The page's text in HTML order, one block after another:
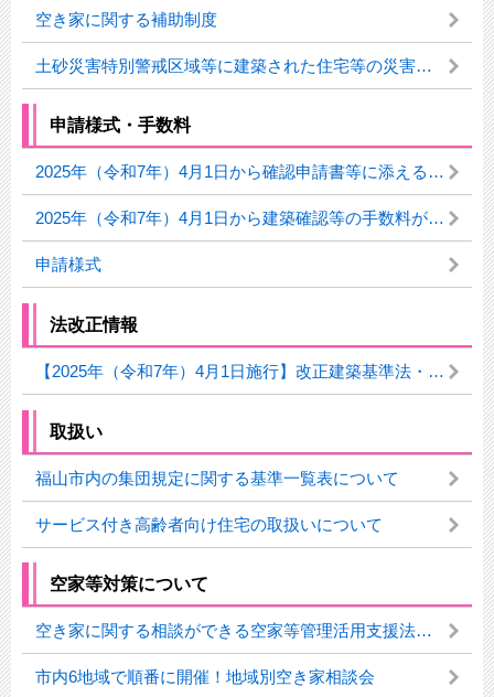
空き家に関する補助制度
土砂災害特別警戒区域等に建築された住宅等の災害対策補助制度について
申請様式・手数料
2025年（令和7年）4月1日から確認申請書等に添える書類を追加しました
2025年（令和7年）4月1日から建築確認等の手数料が変わります。
申請様式
法改正情報
【2025年（令和7年）4月1日施行】改正建築基準法・改正建築物省エネ法について
取扱い
福山市内の集団規定に関する基準一覧表について
サービス付き高齢者向け住宅の取扱いについて
空家等対策について
空き家に関する相談ができる空家等管理活用支援法人一覧
市内6地域で順番に開催！地域別空き家相談会